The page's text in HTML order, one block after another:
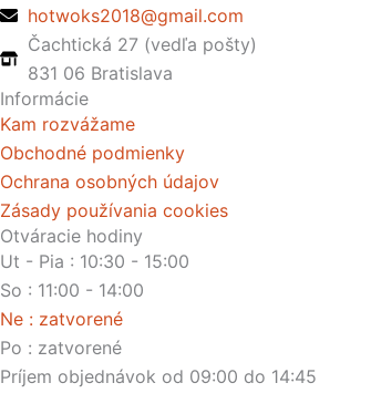
hotwoks2018@gmail.com
Čachtická 27 (vedľa pošty)
831 06 Bratislava
Informácie
Kam rozvážame
Obchodné podmienky
Ochrana osobných údajov
Zásady používania cookies
Otváracie hodiny
Ut - Pia : 10:30 - 15:00
So : 11:00 - 14:00
Ne : zatvorené
Po : zatvorené
Príjem objednávok od 09:00 do 14:45